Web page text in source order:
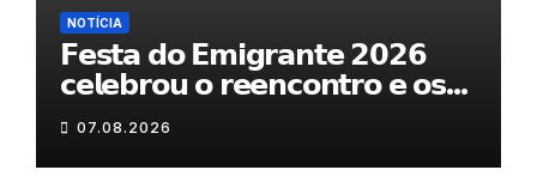
NOTÍCIA
𝗙𝗲𝘀𝘁𝗮 𝗱𝗼 𝗘𝗺𝗶𝗴𝗿𝗮𝗻𝘁𝗲 𝟮𝟬𝟮𝟲
𝗰𝗲𝗹𝗲𝗯𝗿𝗼𝘂 𝗼 𝗿𝗲𝗲𝗻𝗰𝗼𝗻𝘁𝗿𝗼 𝗲 𝗼𝘀
𝗹𝗮𝗰̧𝗼𝘀 𝗾𝘂𝗲 𝘂𝗻𝗲𝗺 𝗠𝘂𝗿𝗰̧𝗮
07.08.2026